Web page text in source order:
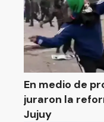
En medio de
juraron la
Jujuy